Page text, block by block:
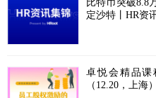
比特币突破8.8
定沙特丨HR资
卓悦会精品
（12.20，上海）